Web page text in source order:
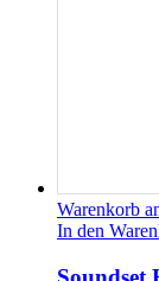
Warenkorb
In den